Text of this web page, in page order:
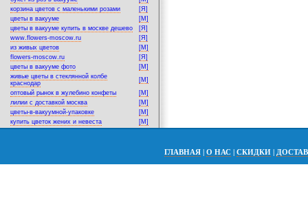
корзина цветов с маленькими розами
[Я]
цветы в вакууме
[M]
цветы в вакууме купить в москве дешево
[Я]
www.flowers-moscow.ru
[Я]
из живых цветов
[M]
flowers-moscow.ru
[Я]
цветы в вакууме фото
[M]
живые цветы в стеклянной колбе
краснодар
[M]
оптовый рынок в жулебино конфеты
[M]
лилии с доставкой москва
[M]
цветы-в-вакуумной-упаковке
[M]
купить цветок жених и невеста
[M]
ГЛАВНАЯ | О НАС | СКИДКИ |